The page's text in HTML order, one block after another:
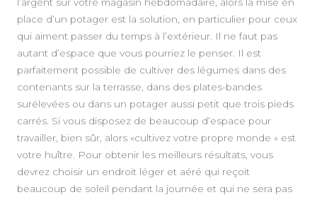
place d’un potager est la solution, en particulier pour ceux
qui aiment passer du temps à l’extérieur. Il ne faut pas
autant d’espace que vous pourriez le penser. Il est
parfaitement possible de cultiver des légumes dans des
contenants sur la terrasse, dans des plates-bandes
surélevées ou dans un potager aussi petit que trois pieds
carrés. Si vous disposez de beaucoup d’espace pour
travailler, bien sûr, alors «cultivez votre propre monde » est
votre huître. Pour obtenir les meilleurs résultats, vous
devrez choisir un endroit léger et aéré qui reçoit
beaucoup de soleil pendant la journée et qui ne sera pas